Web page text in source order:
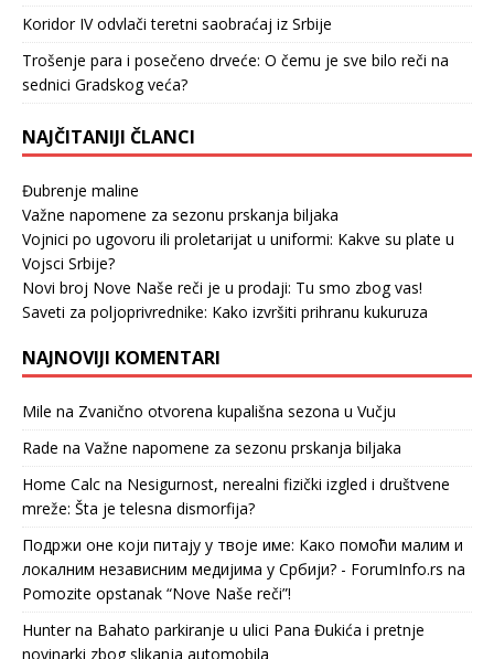
Koridor IV odvlači teretni saobraćaj iz Srbije
Trošenje para i posečeno drveće: O čemu je sve bilo reči na
sednici Gradskog veća?
NAJČITANIJI ČLANCI
Đubrenje maline
Važne napomene za sezonu prskanja biljaka
Vojnici po ugovoru ili proletarijat u uniformi: Kakve su plate u
Vojsci Srbije?
Novi broj Nove Naše reči je u prodaji: Tu smo zbog vas!
Saveti za poljoprivrednike: Kako izvršiti prihranu kukuruza
NAJNOVIJI KOMENTARI
Mile na Zvanično otvorena kupališna sezona u Vučju
Rade na Važne napomene za sezonu prskanja biljaka
Home Calc na Nesigurnost, nerealni fizički izgled i društvene
mreže: Šta je telesna dismorfija?
Подржи оне који питају у твоје име: Како помоћи малим и
локалним независним медијима у Србији? - ForumInfo.rs na
Pomozite opstanak “Nove Naše reči”!
Hunterna Bahato parkiranje u ulici Pana Đukića i pretnje
novinarki zbog slikanja automobila